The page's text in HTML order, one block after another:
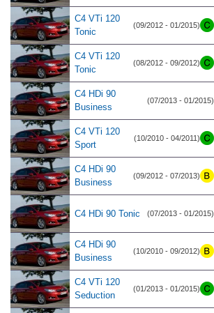
C4 VTi 120
Tonic
(09/2012 - 01/2015)
C4 VTi 120
Tonic
(08/2012 - 09/2012)
C4 HDi 90
Business
(07/2013 - 01/2015)
C4 VTi 120
Sport
(10/2010 - 04/2011)
C4 HDi 90
Business
(09/2012 - 07/2013)
C4 HDi 90 Tonic (07/2013 - 01/2015)
C4 HDi 90
Business
(10/2010 - 09/2012)
C4 VTi 120
Seduction
(01/2013 - 01/2015)